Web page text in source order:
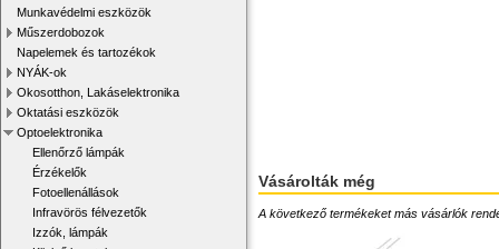
Munkavédelmi eszközök
Műszerdobozok
Napelemek és tartozékok
NYÁK-ok
Okosotthon, Lakáselektronika
Oktatási eszközök
Optoelektronika
Ellenőrző lámpák
Érzékelők
Fotoellenállások
Infravörös félvezetők
Izzók, lámpák
Vásárolták még
A következő termékeket más vásárlók